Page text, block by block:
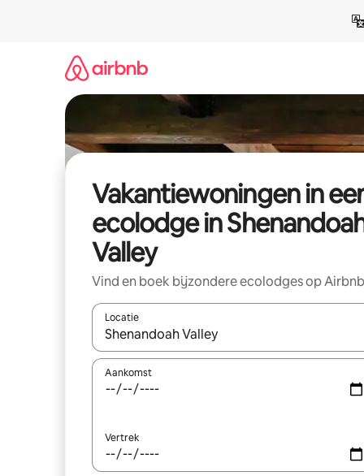
Vakantiewoningen in
ecolodge in
Valley
Vind en boek bijzondere ecolodges op Airbnb
Locatie
Wanneer er resultaten beschikbaar zijn, maak
Aankomst
Vertrek